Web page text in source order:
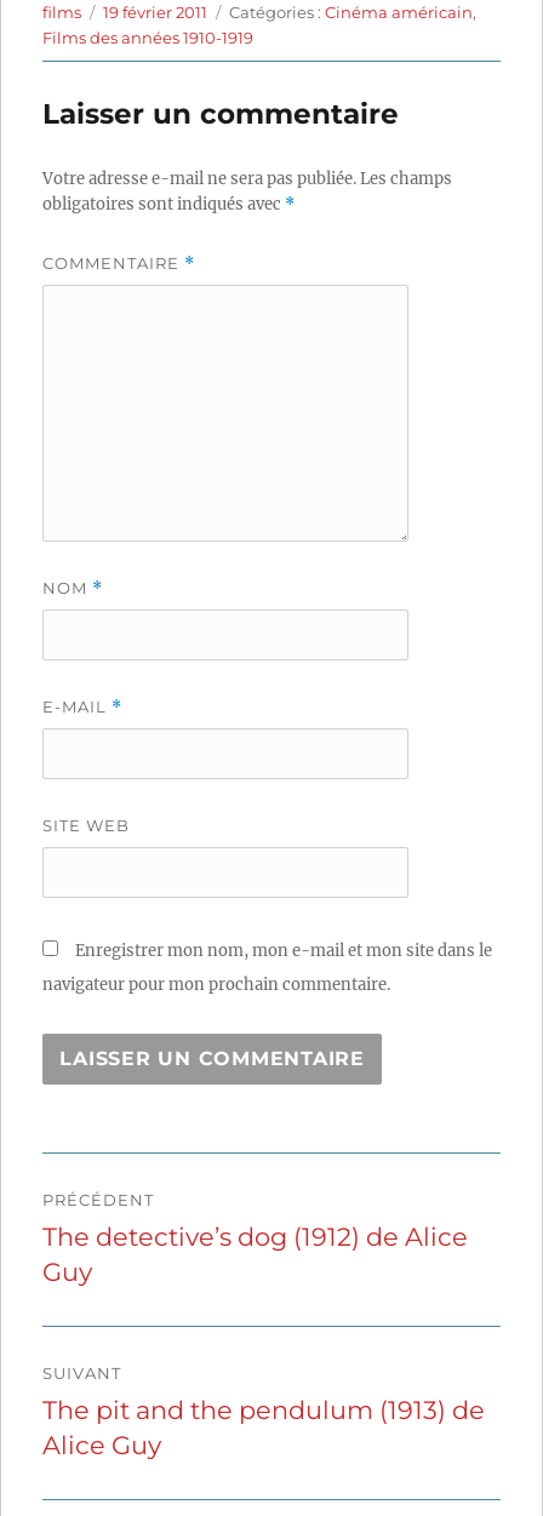
Auteur
films
Publié
le
19 février 2011 Catégories
Catégories :Cinéma américain,
Films des années 1910-1919
Laisser un commentaire
Votre adresse e-mail ne sera pas publiée.Les champs
obligatoires sont indiqués avec *
COMMENTAIRE *
NOM *
E-MAIL *
SITE WEB
Enregistrer mon nom, mon e-mail et mon site dans le
navigateur pour mon prochain commentaire.
de
l’article
PRÉCÉDENT
Publication
précédente :
The detective’s dog (1912) de Alice
Guy
SUIVANT
Publication
suivante :
The pit and the pendulum (1913) de
Alice Guy